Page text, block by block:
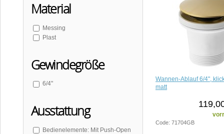
Material
Messing
Plast
Gewindegröße
6/4"
Ausstattung
Bedienelemente: Mit Push-Open
Wannen-Ablauf 6/4",
matt
Code: 71704GB